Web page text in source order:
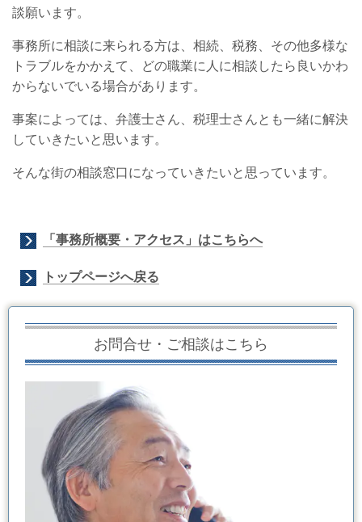
談願います。
事務所に相談に来られる方は、相続、税務、その他多様な
トラブルをかかえて、どの職業に人に相談したら良いかわ
からないでいる場合があります。
事案によっては、弁護士さん、税理士さんとも一緒に解決
していきたいと思います。
そんな街の相談窓口になっていきたいと思っています。
「事務所概要・アクセス」はこちらへ
トップページへ戻る
お問合せ・ご相談はこちら